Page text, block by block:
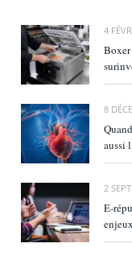
4
8
aussi
2
enjeux